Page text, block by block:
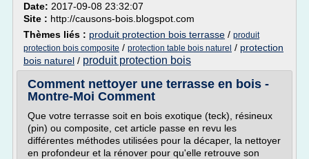
Date: 2017-09-08 23:32:07
Site : http://causons-bois.blogspot.com
Thèmes liés : produit protection bois terrasse / produit
protection bois composite / protection table bois naturel / protection
bois naturel / produit protection bois
Comment nettoyer une terrasse en bois -
Montre-Moi Comment
Que votre terrasse soit en bois exotique (teck), résineux
(pin) ou composite, cet article passe en revu les
différentes méthodes utilisées pour la décaper, la nettoyer
en profondeur et la rénover pour qu'elle retrouve son